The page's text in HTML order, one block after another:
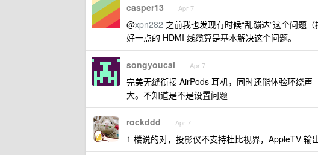
casper13 Apr 7
@xpn282 之前我也发现有时候“乱蹦达”这个问题
好一点的 HDMI 线缆算是基本解决这个问题。
songyoucai Apr 7
完美无缝衔接 AirPods 耳机，同时还能体验环绕
大。不知道是不是设置问题
rockddd Apr 7
1 楼说的对，投影仪不支持杜比视界，AppleTV 输